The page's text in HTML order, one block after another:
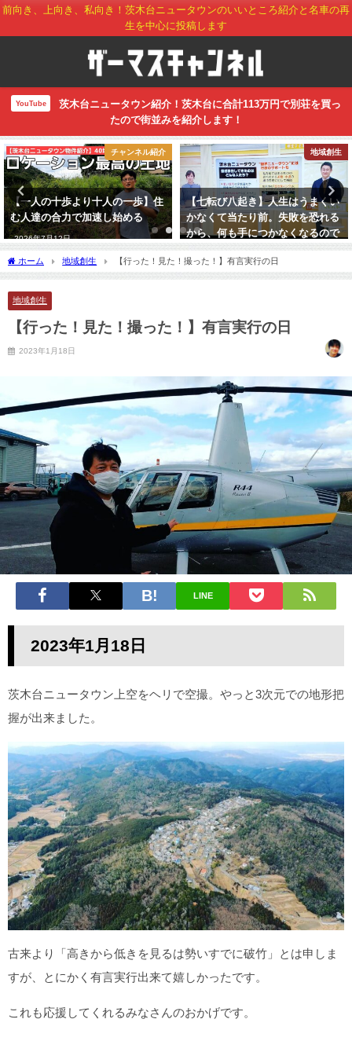
前向き、上向き、私向き！茨木台ニュータウンのいいところ紹介と名車の再
生を中心に投稿します
YouTube
茨木台ニュータウン紹介！茨木台に合計113万円で別荘を買っ
たので街並みを紹介します！
チャンネル紹介
【一人の十歩より十人の一歩】住
む人達の合力で加速し始める
2026年7月12日
地域創生
【七転び八起き】人生はうまくい
かなくて当たり前。失敗を恐れる
から、何も手につかなくなるので
はないか
ホーム 地域創生 【行った！見た！撮った！】有言実行の日
地域創生
【行った！見た！撮った！】有言実行の日
2023年1月18日
LINE
2023年1月18日
茨木台ニュータウン上空をヘリで空撮。やっと3次元での地形把
握が出来ました。
古来より「高きから低きを見るは勢いすでに破竹」とは申しま
すが、とにかく有言実行出来て嬉しかったです。
これも応援してくれるみなさんのおかげです。